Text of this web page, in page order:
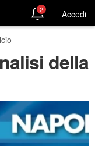
2 Accedi
della